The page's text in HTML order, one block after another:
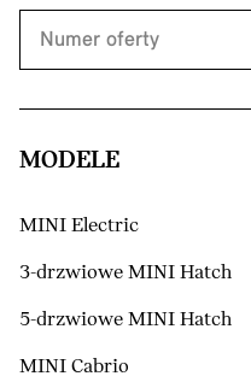
MODELE
MINI Electric
3-drzwiowe MINI Hatch
5-drzwiowe MINI Hatch
MINI Cabrio